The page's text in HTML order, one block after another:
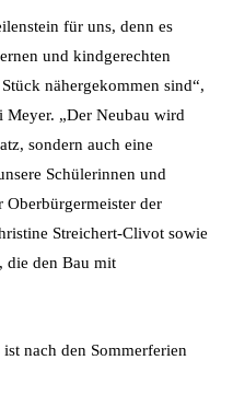
für uns, denn es
und kindgerechten
nähergekommen sind“,
„Der Neubau wird
sondern auch eine
Schülerinnen und
Oberbürgermeister der
Streichert-Clivot sowie
die den Bau mit
nach den Sommerferien